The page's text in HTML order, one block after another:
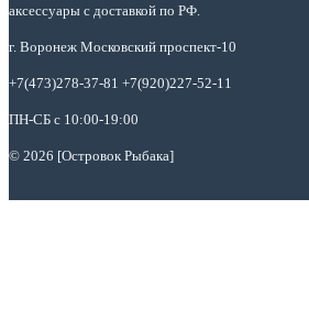
аксессуары с доставкой по РФ.
г. Воронеж Московский проспект-10
+7(473)278-37-81 +7(920)227-52-11
ПН-СБ с 10:00-19:00
© 2026 [Островок Рыбака]